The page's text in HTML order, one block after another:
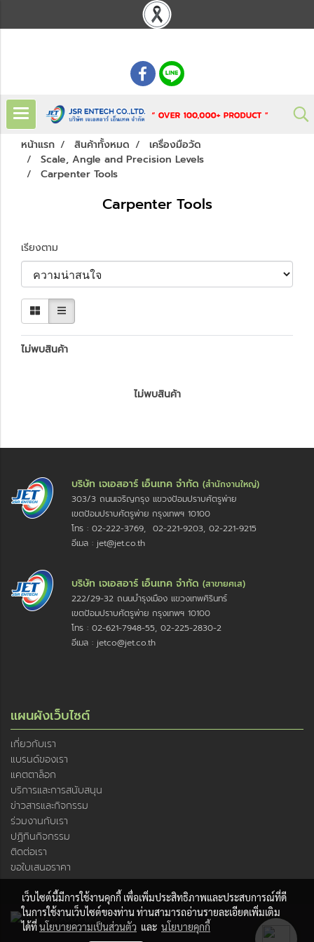
หน้าแรก สินค้าทั้งหมด
เครื่องมือวัด
Scale, Angle and Precision Levels
Carpenter Tools
Carpenter Tools
เรียงตาม
ไม่พบสินค้า
ไม่พบสินค้า
บริษัท เจเอสอาร์ เอ็นเทค จำกัด (สำนักงานใหญ่)
303/3 ถนนเจริญกรุง แขวงป้อมปราบศัตรูพ่าย
เขตป้อมปราบศัตรูพ่าย กรุงเทพฯ 10100
โทร : 02-222-3769, 02-221-9203, 02-221-9215
อีเมล : jet@jet.co.th
บริษัท เจเอสอาร์ เอ็นเทค จำกัด (สาขายศเส)
222/29-32 ถนนบำรุงเมือง แขวงเทพศิรินทร์
เขตป้อมปราบศัตรูพ่าย กรุงเทพฯ 10100
โทร : 02-621-7948-55, 02-225-2830-2
อีเมล : jetco@jet.co.th
แผนผังเว็บไซต์
เกี่ยวกับเรา
แบรนด์ของเรา
แคตตาล็อก
บริการและการสนับสนุน
ข่าวสารและกิจกรรม
ร่วมงานกับเรา
ปฏิทินกิจกรรม
ติดต่อเรา
ขอใบเสนอราคา
เว็บไซต์นี้มีการใช้งานคุกกี้ เพื่อเพิ่มประสิทธิภาพและประสบการณ์ที่ดี
ในการใช้งานเว็บไซต์ของท่าน ท่านสามารถอ่านรายละเอียดเพิ่มเติม
ได้ที่นโยบายความเป็นส่วนตัว และ นโยบายคุกกี้